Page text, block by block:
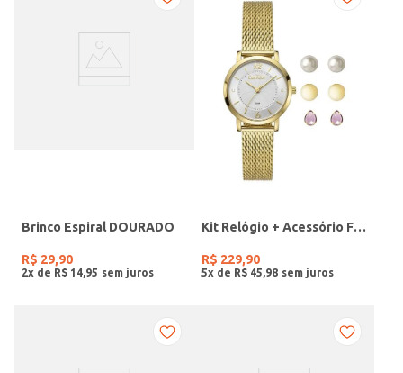
Brinco Espiral DOURADO
R$ 29,90
2x de R$ 14 95
Kit Relógio + Acessório Feminino DOURADO
R$ 229,90
5x de R$ 45 98